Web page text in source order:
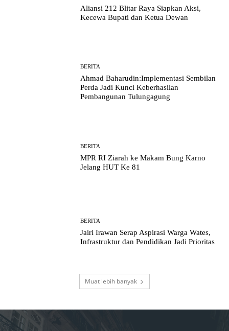
Aliansi 212 Blitar Raya Siapkan Aksi,
Kecewa Bupati dan Ketua Dewan
BERITA
Ahmad Baharudin:Implementasi Sembilan
Perda Jadi Kunci Keberhasilan
Pembangunan Tulungagung
BERITA
MPR RI Ziarah ke Makam Bung Karno
Jelang HUT Ke 81
BERITA
Jairi Irawan Serap Aspirasi Warga Wates,
Infrastruktur dan Pendidikan Jadi Prioritas
Muat lebih banyak